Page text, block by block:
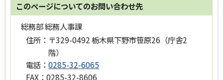
このページについてのお問い合わせ先
総務部 総務人事課
住所： 〒329-0492 栃木県下野市笹原26（庁舎2
階）
電話： 0285-32-6065
FAX： 0285-32-8606